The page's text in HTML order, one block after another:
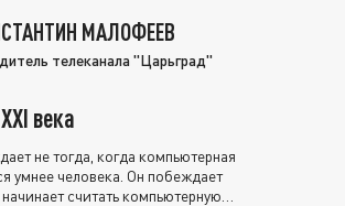
МАЛОФЕЕВ
телеканала "Царьград"
века
не тогда, когда компьютерная
умнее человека. Он побеждает
считать компьютерную